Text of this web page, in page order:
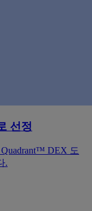
선정
Quadrant™ DEX 도
.